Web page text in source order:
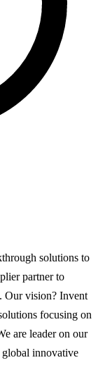
solutions to
partner to
Our vision? Invent
focusing on
are leader on our
global innovative